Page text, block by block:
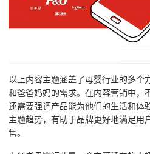
以上内容主题涵盖了母婴行业的多个
和爸爸妈妈的需求。在内容营销中，
还需要强调产品能为他们的生活和体
主题趋势，有助于品牌更好地满足用
售。